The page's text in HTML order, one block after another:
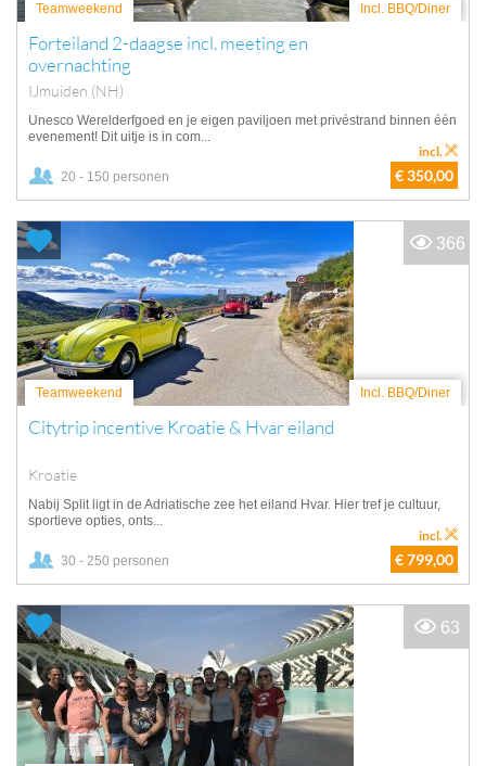
Teamweekend Incl. BBQ/Diner
Forteiland 2-daagse incl. meeting en
overnachting
IJmuiden (NH)
Unesco Werelderfgoed en je eigen paviljoen met privéstrand binnen één
evenement! Dit uitje is in com...
20 - 150 personen € 350,00
incl.
Teamweekend Incl. BBQ/Diner
Citytrip incentive Kroatie & Hvar eiland
Kroatie
Nabij Split ligt in de Adriatische zee het eiland Hvar. Hier tref je cultuur,
sportieve opties, onts...
30 - 250 personen € 799,00
incl.
366
63